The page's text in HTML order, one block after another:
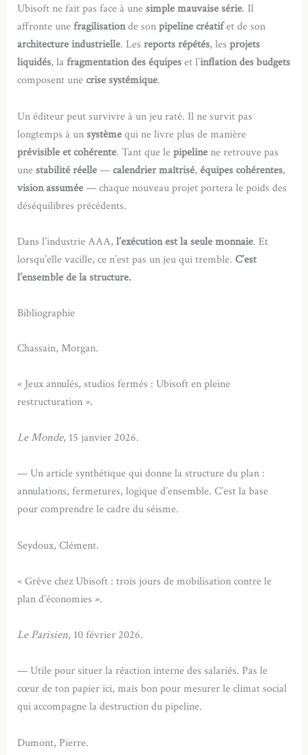
Ubisoft ne fait pas face à unesimple mauvaise série. Il
affronte unefragilisationde sonpipeline créatifet de son
architecture industrielle. Lesreports répétés, lesprojets
liquidés, lafragmentation des équipeset l’inflation des budgets
composent unecrise systémique.
Un éditeur peut survivre à un jeu raté. Il ne survit pas
longtemps à unsystèmequi ne livre plus de manière
prévisible et cohérente. Tant que lepipelinene retrouve pas
unestabilité réelle—calendrier maîtrisé,équipes cohérentes,
vision assumée— chaque nouveau projet portera le poids des
déséquilibres précédents.
Dans l’industrie AAA,l’exécution est la seule monnaie. Et
lorsqu’elle vacille, ce n’est pas un jeu qui tremble.C’est
l’ensemble de la structure.
Bibliographie
Chassain, Morgan.
« Jeux annulés, studios fermés : Ubisoft en pleine
restructuration ».
Le Monde, 15 janvier 2026.
— Un article synthétique qui donne la structure du plan :
annulations, fermetures, logique d’ensemble. C’est la base
pour comprendre le cadre du séisme.
Seydoux, Clément.
« Grève chez Ubisoft : trois jours de mobilisation contre le
plan d’économies ».
Le Parisien, 10 février 2026.
— Utile pour situer la réaction interne des salariés. Pas le
cœur de ton papier ici, mais bon pour mesurer le climat social
qui accompagne la destruction du pipeline.
Dumont, Pierre.